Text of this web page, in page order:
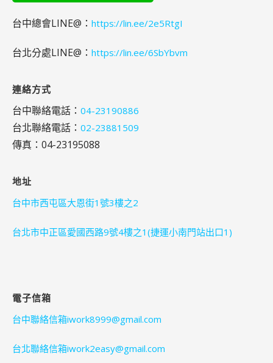
台中總會LINE@： https://lin.ee/2e5RtgI
台北分處LINE@： https://lin.ee/6SbYbvm
連絡方式
台中聯絡電話： 04-23190886
台北聯絡電話： 02-23881509
傳真：04-23195088
地址
台中市西屯區大恩街1號3樓之2
台北市中正區愛國西路9號4樓之1(捷運小南門站出口1)
電子信箱
台中聯絡信箱iwork8999@gmail.com
台北聯絡信箱iwork2easy@gmail.com